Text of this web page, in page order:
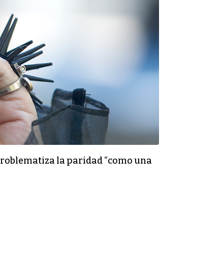
la paridad “como una